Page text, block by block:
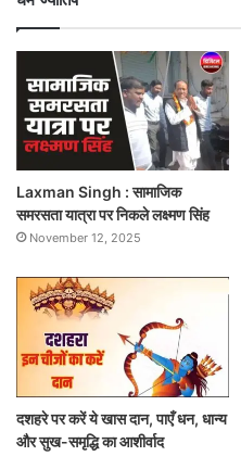
Laxman Singh : सामाजिक
समरसता यात्रा पर निकले लक्ष्मण सिंह
November 12, 2025
दशहरे पर करें ये खास दान, पाएँ धन, धान्य
और सुख-समृद्धि का आशीर्वाद